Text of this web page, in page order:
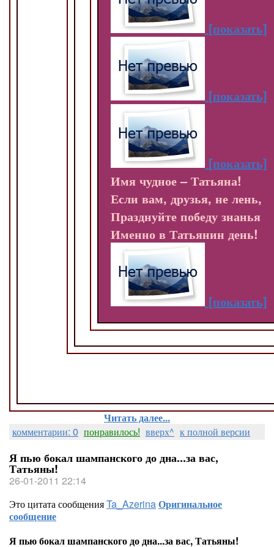
[показать]
[показать]
[показать]
Имя чудное – Татьяна!
Если вам, друзья, не лень,
Празднуйте победу знанья
Именно в Татьянин день!
[показать]
Читать далее...
комментарии: 0 понравилось! вверх^ к полной версии
Я пью бокал шампанского до дна...за вас,
Татьяны!
26-01-2011 22:14
Это цитата сообщенияTa_AzerinaОригинальное
сообщение
Я пью бокал шампанского до дна...за вас, Татьяны!